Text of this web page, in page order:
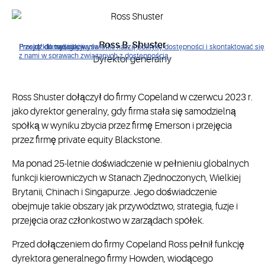
Proszę kliknąć, aby wyświetlić naszą politykę dostępności i skontaktować się
z nami w sprawach związanych z dostępnością.
Przejdź do nawigacji
Przejdź do treści
Przejdź do wyszukiwaniaRoss B. Shuster
Dyrektor generalny
Ross Shuster dołączył do firmy Copeland w czerwcu 2023 r.
jako dyrektor generalny, gdy firma stała się samodzielną
spółką w wyniku zbycia przez firmę Emerson i przejęcia
przez firmę private equity Blackstone.
Ma ponad 25-letnie doświadczenie w pełnieniu globalnych
funkcji kierowniczych w Stanach Zjednoczonych, Wielkiej
Brytanii, Chinach i Singapurze. Jego doświadczenie
obejmuje takie obszary jak przywództwo, strategia, fuzje i
przejęcia oraz członkostwo w zarządach spółek.
Przed dołączeniem do firmy Copeland Ross pełnił funkcję
dyrektora generalnego firmy Howden, wiodącego